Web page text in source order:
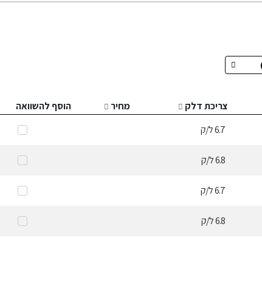
צריכת דלק מחיר
הוסף להשוואה
6.7ל/ק
6.8ל/ק
6.7ל/ק
6.8ל/ק